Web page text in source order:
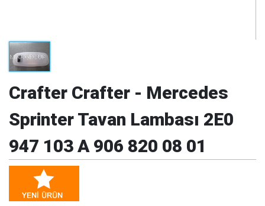
Crafter Crafter - Mercedes
Sprinter Tavan Lambası 2E0
947 103 A 906 820 08 01